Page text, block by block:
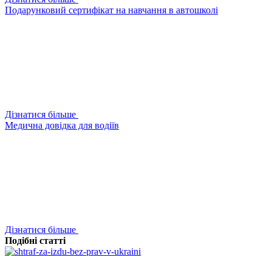
Подарунковий сертифікат на навчання в автошколі
Дізнатися більше
Медична довідка для водіїв
Дізнатися більше
Подібні статті